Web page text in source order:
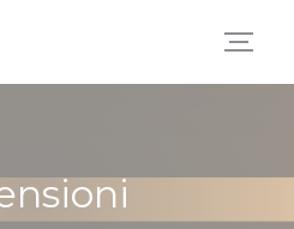
sui cookie